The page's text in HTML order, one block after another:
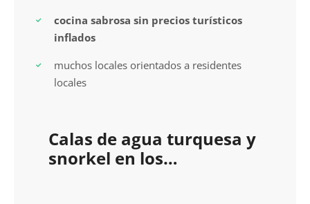
cocina sabrosa sin precios turísticos
inflados
muchos locales orientados a residentes
locales
Calas de agua turquesa y
snorkel en los